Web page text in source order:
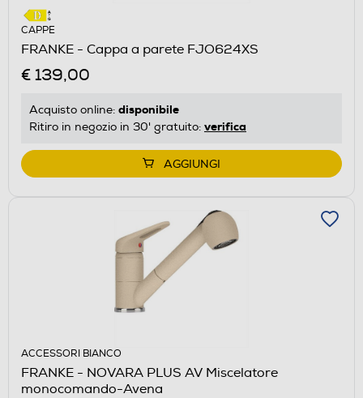
CAPPE
FRANKE - Cappa a parete FJO624XS
€ 139,00
Acquisto online: disponibile
Ritiro in negozio in 30' gratuito: verifica
AGGIUNGI
ACCESSORI BIANCO
FRANKE - NOVARA PLUS AV Miscelatore
monocomando-Avena